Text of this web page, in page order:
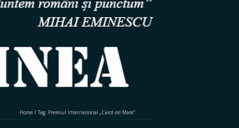
Home / Tag: Premiul Internațional „Carol cel Mare”